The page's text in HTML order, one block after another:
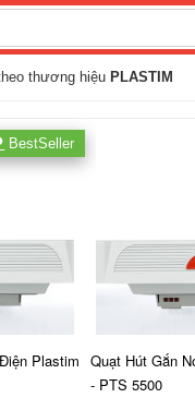
thương hiệu PLASTIM
Plastim
BestSeller
Quạt Hút Gắn
- PTS 5500